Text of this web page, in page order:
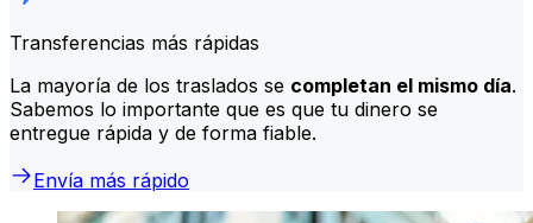
Transferencias más rápidas
La mayoría de los traslados se completan el mismo día.
Sabemos lo importante que es que tu dinero se
entregue rápida y de forma fiable.
Envía más rápido